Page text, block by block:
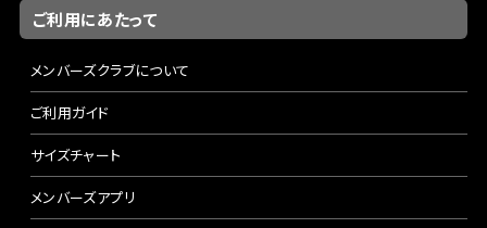
ご利用にあたって
メンバーズクラブについて
ご利用ガイド
サイズチャート
メンバーズアプリ